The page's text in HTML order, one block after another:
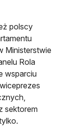
polscy
Ministerstwie
Rola
wsparciu
sektorem